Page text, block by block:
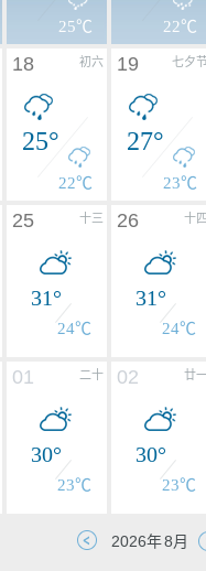
25℃ 22℃
初六
18
25°
22℃
七夕
19
27°
23℃
十三
25
31°
24℃
十四
26
31°
24℃
二十
01
30°
23℃
廿
02
30°
23℃